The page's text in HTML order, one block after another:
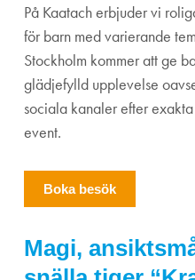
På Kaatach erbjuder vi
för barn med varierande
Stockholm kommer att ge
glädjefylld upplevelse
sociala kanaler efter
event.
Boka besök
Magi,